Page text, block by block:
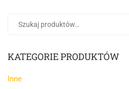
KATEGORIE PRODUKTÓW
Inne